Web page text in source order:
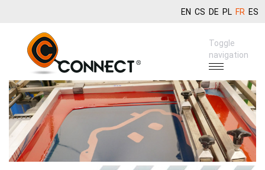
EN CS DE PL FR ES
Toggle
navigation